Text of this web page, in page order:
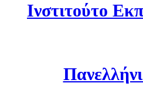
Ινστιτούτο